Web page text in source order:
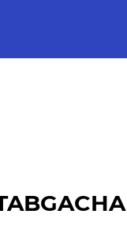
Raqamli kutubxona